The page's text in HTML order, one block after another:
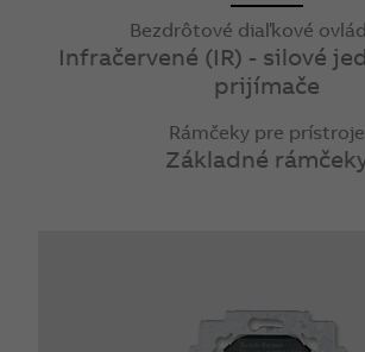
Bezdrôtové diaľkové
Infračervené (IR) - silové
prijímače
Rámčeky pre prístroje
Základné